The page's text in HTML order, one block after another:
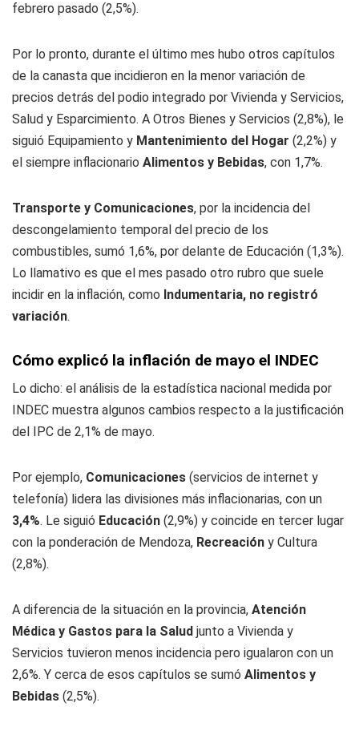
febrero pasado (2,5%).
Por lo pronto, durante el último mes hubo otros capítulos
de la canasta que incidieron en la menor variación de
precios detrás del podio integrado por Vivienda y Servicios,
Salud y Esparcimiento. A Otros Bienes y Servicios (2,8%), le
siguió Equipamiento y Mantenimiento del Hogar (2,2%) y
el siempre inflacionario Alimentos y Bebidas, con 1,7%.
Transporte y Comunicaciones, por la incidencia del
descongelamiento temporal del precio de los
combustibles, sumó 1,6%, por delante de Educación (1,3%).
Lo llamativo es que el mes pasado otro rubro que suele
incidir en la inflación, como Indumentaria, no registró
variación.
Cómo explicó la inflación de mayo el INDEC
Lo dicho: el análisis de la estadística nacional medida por
INDEC muestra algunos cambios respecto a la justificación
del IPC de 2,1% de mayo.
Por ejemplo, Comunicaciones (servicios de internet y
telefonía) lidera las divisiones más inflacionarias, con un
3,4%. Le siguió Educación (2,9%) y coincide en tercer lugar
con la ponderación de Mendoza, Recreación y Cultura
(2,8%).
A diferencia de la situación en la provincia, Atención
Médica y Gastos para la Salud junto a Vivienda y
Servicios tuvieron menos incidencia pero igualaron con un
2,6%. Y cerca de esos capítulos se sumó Alimentos y
Bebidas (2,5%).